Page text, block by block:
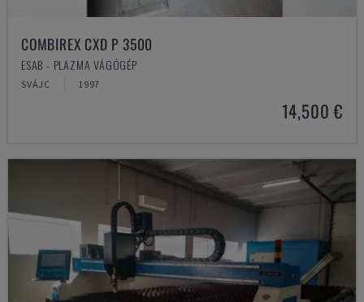
COMBIREX CXD P 3500
ESAB - PLAZMA VÁGÓGÉP
SVÁJC 1997
14,500 €